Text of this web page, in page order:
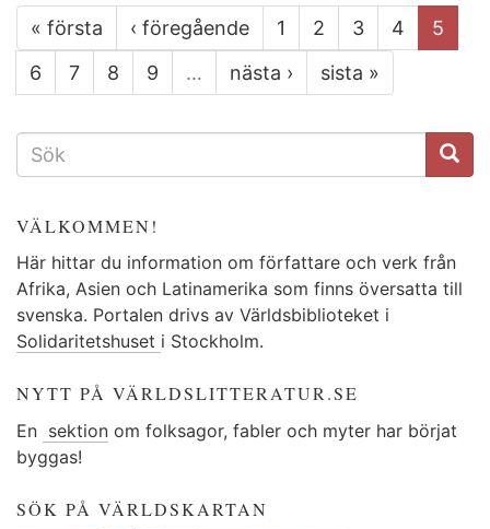
« första ‹ föregående 1 2 3 4
5
6
7 8 9 … nästa › sista »
SÖKFORMULÄR
VÄLKOMMEN!
Här hittar du information om författare och verk från
Afrika, Asien och Latinamerika som finns översatta till
svenska. Portalen drivs av Världsbiblioteket i
Solidaritetshuset i Stockholm.
NYTT PÅ VÄRLDSLITTERATUR.SE
En sektion om folksagor, fabler och myter har börjat
byggas!
SÖK PÅ VÄRLDSKARTAN